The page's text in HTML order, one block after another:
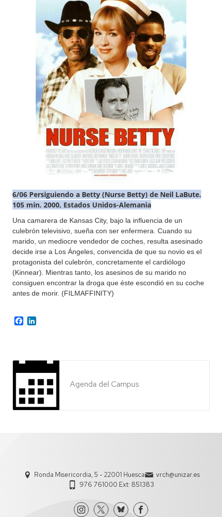
6/06 Persiguiendo a Betty (Nurse Betty) de Neil LaBute.
105 min. 2000, Estados Unidos-Alemania
Una camarera de Kansas City, bajo la influencia de un
culebrón televisivo, sueña con ser enfermera. Cuando su
marido, un mediocre vendedor de coches, resulta asesinado
decide irse a Los Ángeles, convencida de que su novio es el
protagonista del culebrón, concretamente el cardiólogo
(Kinnear). Mientras tanto, los asesinos de su marido no
consiguen encontrar la droga que éste escondió en su coche
antes de morir. (FILMAFFINITY)
Facebook
Agenda del Campus
Ronda Misericordia, 5 - 22001 Huesca
vrch@unizar.es
976 761000 Ext: 851383